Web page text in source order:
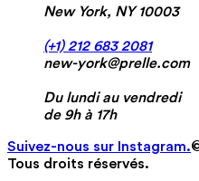
New York, NY 10003
(+1) 212 683 2081
new-york@prelle.com
Du lundi au vendredi
de 9h à 17h
Suivez-nous sur Instagram.
Tous droits réservés.